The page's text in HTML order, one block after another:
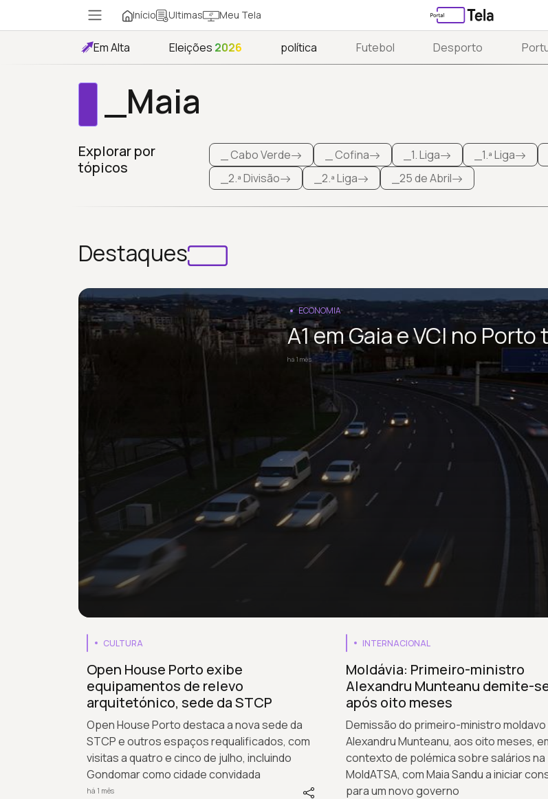
Início Ultimas Meu Tela
Em Alta Eleições 2026 política Futebol Desporto
_Maia
Explorar por
tópicos
_ Cabo Verde _ Cofina _1. Liga _1.ª Liga
_2.ª Divisão
_2.ª Liga _25 de Abril
Destaques
ECONOMIA
A1 em Gaia e VCI no
há 1 mês
CULTURA
Open House Porto exibe
equipamentos de relevo
arquitetónico, sede da STCP
Open House Porto destaca a nova sede da
STCP e outros espaços requalificados, com
visitas a quatro e cinco de julho, incluindo
Gondomar como cidade convidada
há 1 mês
INTERNACIONAL
Moldávia: Primeiro-ministro
Alexandru Munteanu demite-
após oito meses
Demissão do primeiro-ministro moldavo
Alexandru Munteanu, aos oito meses,
contexto de polémica sobre salários na
MoldATSA, com Maia Sandu a iniciar
para um novo governo